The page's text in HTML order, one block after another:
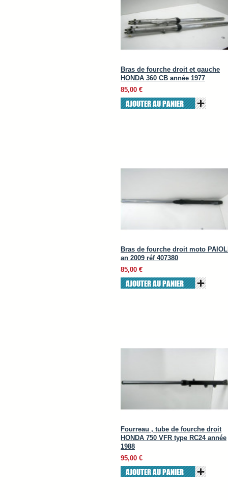
Bras de fourche droit et gauche
HONDA 360 CB année 1977
85,00 €
AJOUTER AU PANIER
Bras de fourche droit moto
an 2009 réf 407380
85,00 €
AJOUTER AU PANIER
Fourreau , tube de fourche droit
HONDA 750 VFR type RC24 année
1988
95,00 €
AJOUTER AU PANIER